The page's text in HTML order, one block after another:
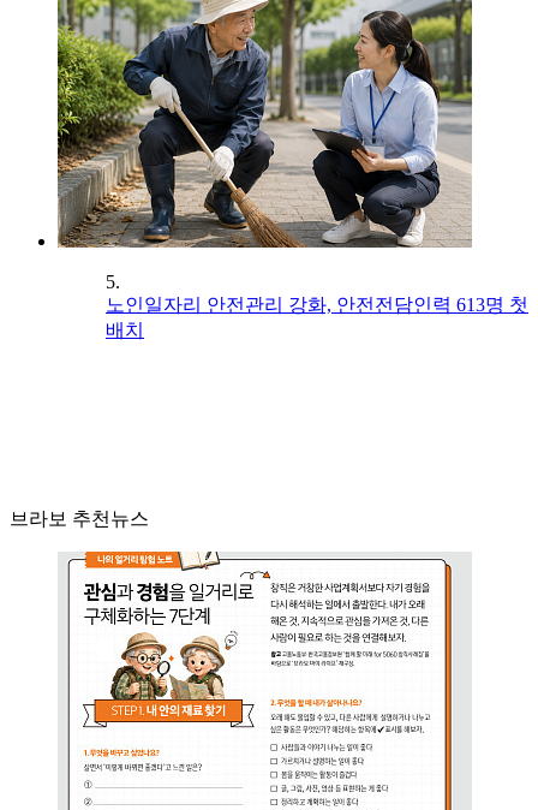
5.
노인일자리 안전관리 강화, 안전전담인력 613명 첫
배치
브라보 추천뉴스